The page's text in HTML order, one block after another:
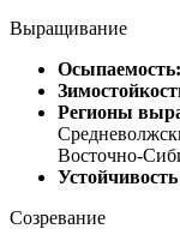
Выращивание
Осыпаемость:
Регионы
Восточно-
Созревание